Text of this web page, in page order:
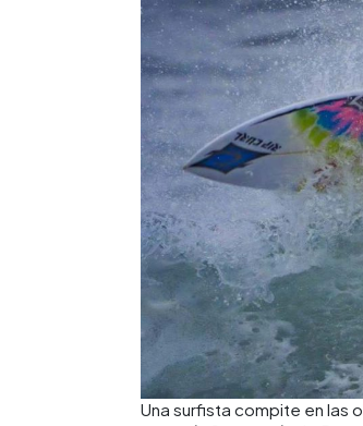
Una surfista compite en las